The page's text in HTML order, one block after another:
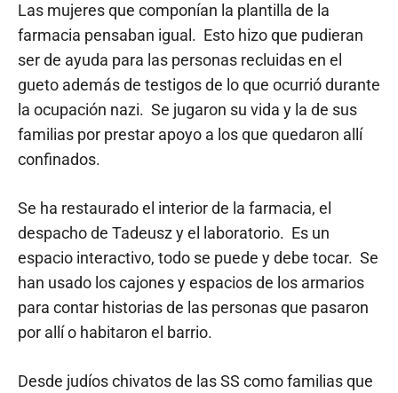
Las mujeres que componían la plantilla de la
farmacia pensaban igual. Esto hizo que pudieran
ser de ayuda para las personas recluidas en el
gueto además de testigos de lo que ocurrió durante
la ocupación nazi. Se jugaron su vida y la de sus
familias por prestar apoyo a los que quedaron allí
confinados.
Se ha restaurado el interior de la farmacia, el
despacho de Tadeusz y el laboratorio. Es un
espacio interactivo, todo se puede y debe tocar. Se
han usado los cajones y espacios de los armarios
para contar historias de las personas que pasaron
por allí o habitaron el barrio.
Desde judíos chivatos de las SS como familias que